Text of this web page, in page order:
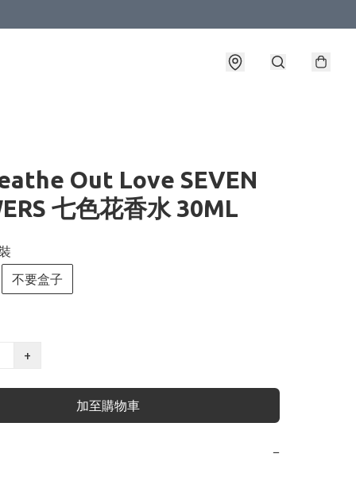
Out Love SEVEN
七色花香水 30ML
不要盒子
+
加至購物車
−